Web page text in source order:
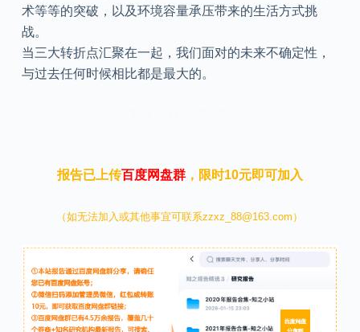
术等等的突破，以及环境容量承压带来的生活方式挑
战。
当三大转折点汇聚在一起，我们面对的未来不确定性，
与过去任何时候相比都是最大的。
报告已上传百度网盘群，限时10元即可加入
（如无法加入或其他事宜可联系zzxz_88@163.com）